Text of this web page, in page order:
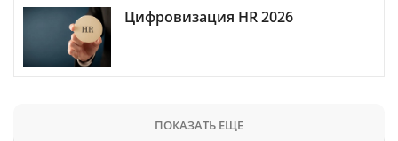
Цифровизация HR 2026
ПОКАЗАТЬ ЕЩЕ